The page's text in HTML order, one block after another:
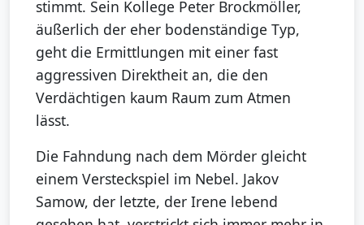
stimmt. Sein Kollege Peter Brockmöller,
äußerlich der eher bodenständige Typ,
geht die Ermittlungen mit einer fast
aggressiven Direktheit an, die den
Verdächtigen kaum Raum zum Atmen
lässt.
Die Fahndung nach dem Mörder gleicht
einem Versteckspiel im Nebel. Jakov
Samow, der letzte, der Irene lebend